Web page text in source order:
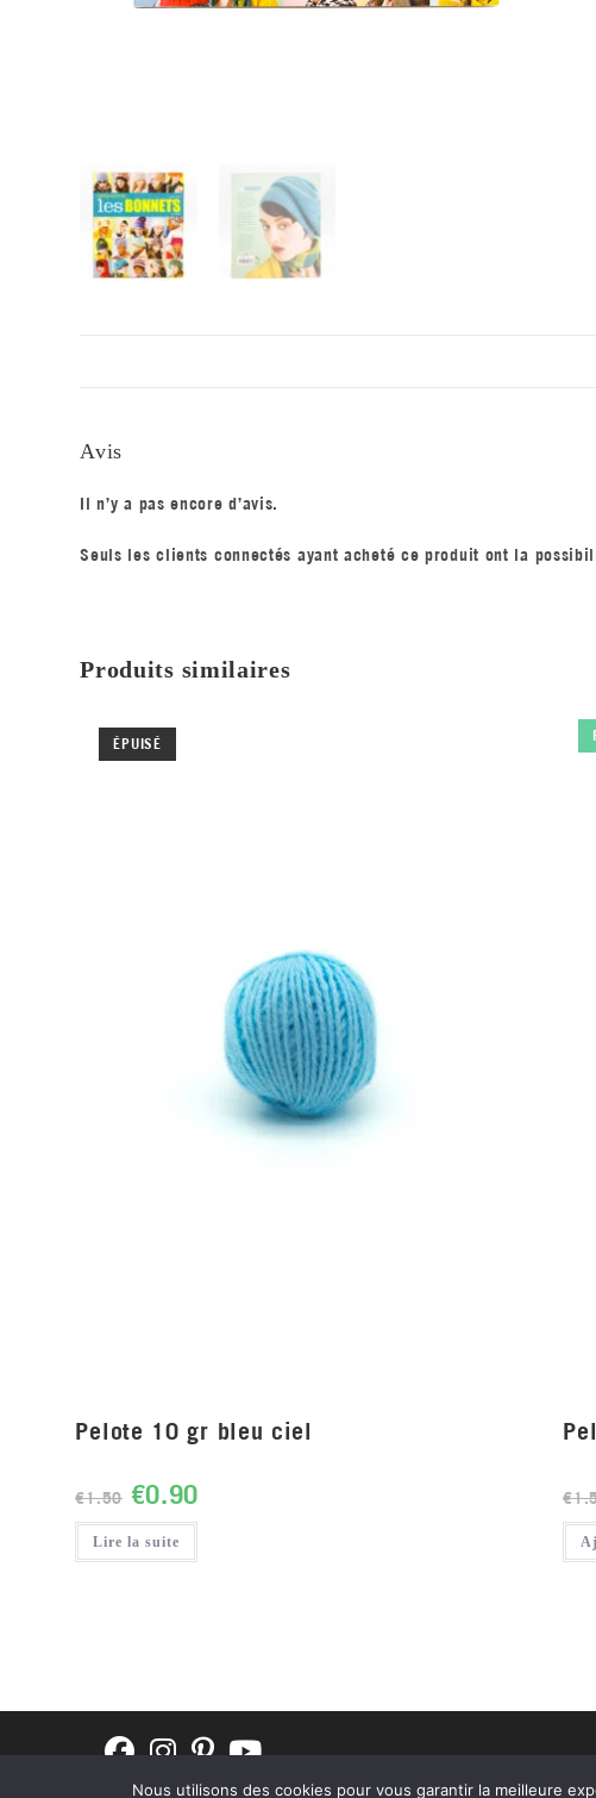
Avis
Il n’y a pas encore d’avis.
Seuls les clients connectés ayant acheté ce produit ont la
Produits similaires
ÉPUISÉ
Pelote 10 gr bleu ciel
€1.50 €0.90
Lire la suite
€
Nous utilisons des cookies pour vous garantir la meilleure